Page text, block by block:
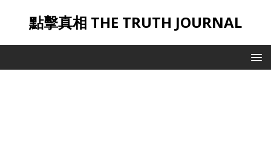
點擊真相 THE TRUTH JOURNAL